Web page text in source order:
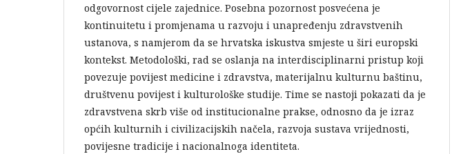
odgovornost cijele zajednice. Posebna pozornost posvećena je
kontinuitetu i promjenama u razvoju i unapređenju zdravstvenih
ustanova, s namjerom da se hrvatska iskustva smjeste u širi europski
kontekst. Metodološki, rad se oslanja na interdisciplinarni pristup koji
povezuje povijest medicine i zdravstva, materijalnu kulturnu baštinu,
društvenu povijest i kulturološke studije. Time se nastoji pokazati da je
zdravstvena skrb više od institucionalne prakse, odnosno da je izraz
općih kulturnih i civilizacijskih načela, razvoja sustava vrijednosti,
povijesne tradicije i nacionalnoga identiteta.